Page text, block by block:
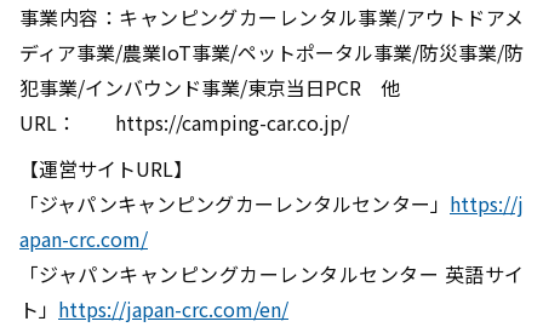
事業内容：キャンピングカーレンタル事業/アウトドアメ
ディア事業/農業IoT事業/ペットポータル事業/防災事業/防
犯事業/インバウンド事業/東京当日PCR 他
URL： https://camping-car.co.jp/
【運営サイトURL】
「ジャパンキャンピングカーレンタルセンター」 https://j
apan-crc.com/
「ジャパンキャンピングカーレンタルセンター 英語サイ
ト」 https://japan-crc.com/en/